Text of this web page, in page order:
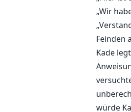
„Wir
Feinden
Kade
würde